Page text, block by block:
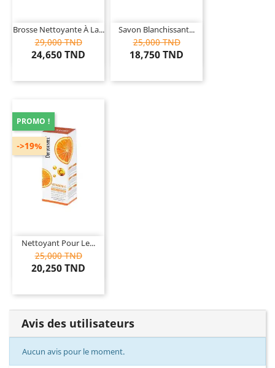
Brosse Nettoyante À La...
29,000 TND
24,650 TND
Savon Blanchissant...
25,000 TND
18,750 TND
Nettoyant Pour Le...
25,000 TND
20,250 TND
PROMO !
->19%
Avis des utilisateurs
Aucun avis pour le moment.